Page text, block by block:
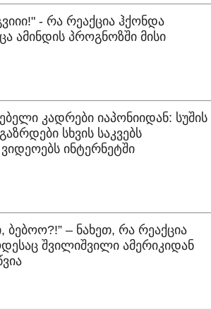
- რა რეაქცია ჰქონდა
ამინდის პროგნოზში მისი
კადრები იაპონიიდან: სუშის
სხვის საკვებს
ინტერნეტში
ბებოო?!” – ნახეთ, რა რეაქცია
შვილიშვილი ამერიკიდან